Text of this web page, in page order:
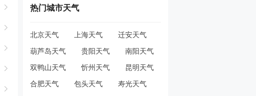
热门城市天气
北京天气 上海天气 迁安天气
葫芦岛天气 贵阳天气 南阳天气
双鸭山天气 忻州天气 昆明天气
合肥天气 包头天气 寿光天气